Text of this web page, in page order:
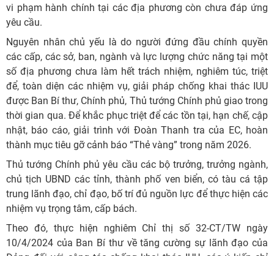
vi phạm hành chính tại các địa phương còn chưa đáp ứng
yêu cầu.
Nguyên nhân chủ yếu là do người đứng đầu chính quyền
các cấp, các sở, ban, ngành và lực lượng chức năng tại một
số địa phương chưa làm hết trách nhiệm, nghiêm túc, triệt
để, toàn diện các nhiệm vụ, giải pháp chống khai thác IUU
được Ban Bí thư, Chính phủ, Thủ tướng Chính phủ giao trong
thời gian qua. Để khắc phục triệt để các tồn tại, hạn chế, cập
nhật, báo cáo, giải trình với Đoàn Thanh tra của EC, hoàn
thành mục tiêu gỡ cảnh báo “Thẻ vàng” trong năm 2026.
Thủ tướng Chính phủ yêu cầu các bộ trưởng, trưởng ngành,
chủ tịch UBND các tỉnh, thành phố ven biển, có tàu cá tập
trung lãnh đạo, chỉ đạo, bố trí đủ nguồn lực để thực hiện các
nhiệm vụ trọng tâm, cấp bách.
Theo đó, thực hiện nghiêm Chỉ thị số 32-CT/TW ngày
10/4/2024 của Ban Bí thư về tăng cường sự lãnh đạo của